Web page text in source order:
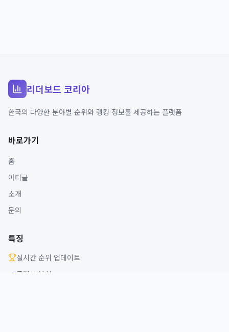
리더보드 코리아
한국의 다양한 분야별 순위와 랭킹 정보를 제공하는 플랫폼
바로가기
홈
아티클
소개
문의
특징
실시간 순위 업데이트
트렌드 분석